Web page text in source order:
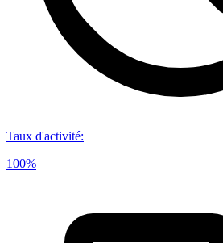
Taux d'activité:
100%